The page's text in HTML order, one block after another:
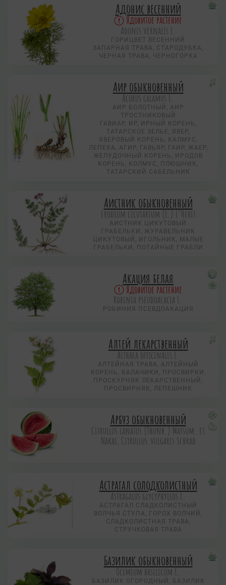
Адонис весенний
Ядовитое растение
Adonis vernalis L.
ГОРИЦВЕТ ВЕСЕННИЙ
ЗАПАРНАЯ ТРАВА, СТАРОДУБКА,
ЧЕРНАЯ ТРАВА, ЧЕРНОГОРКА
Аир обыкновенный
Acorus calamus L.
АИР БОЛОТНЫЙ, АИР
ТРОСТНИКОВЫЙ
ГАВИАР, ИР, ИРНЫЙ КОРЕНЬ,
ТАТАРСКОЕ ЗЕЛЬЕ, ЯВЕР,
ЯВЕРОВЫЙ КОРЕНЬ, КАЛМУС,
ЛЕПЕХА, АГИР, ГАВЬЯР, ГАИР, ЖАЕР,
ЖЕЛУДОЧНЫЙ КОРЕНЬ, ИРОДОВ
КОРЕНЬ, КОЛМУС, ПЛЮШНИК,
ТАТАРСКИЙ САБЕЛЬНИК
Аистник обыкновенный
Erodium cicutarium (L.) L’Herit
АИСТНИК ЦИКУТОВЫЙ
ГРАБЕЛЬКИ, ЖУРАВЕЛЬНИК
ЦИКУТОВЫЙ, ИГОЛЬНИК, МАЛЫЕ
ГРАБЕЛЬКИ, ПОТАЙНЫЕ ГРАБЛИ
Акация белая
Ядовитое растение
Robinia pseudoacacia L.
РОБИНИЯ ПСЕВДОАКАЦИЯ
Алтей лекарственный
Althaea officinalis L.
АЛТЕЙНАЯ ТРАВА, АЛТЕЙНЫЙ
КОРЕНЬ, КАЛАЧИКИ, ПРОСВИРКИ,
ПРОСКУРНЯК ЛЕКАРСТВЕННЫЙ,
ПРОСВИРНЯК, ЛЕПЕШНИК
Арбуз обыкновенный
Citrullus lanatus (Thunb.) Matsum. et
Nakai, Citrullus.vulgaris Schrad
Астрагал солодколистный
Astragalus glycyphyllos L.
АСТРАГАЛ СЛАДКОЛИСТНЫЙ
ВОЛЧЬЯ СТУПА, ГОРОХ ВОЛЧИЙ,
СЛАДКОЛИСТНАЯ ТРАВА,
СТРУЧКОВАЯ ТРАВА
Базилик обыкновенный
Ocimium basilicum L.
БАЗИЛИК ОГОРОДНЫЙ, БАЗИЛИК